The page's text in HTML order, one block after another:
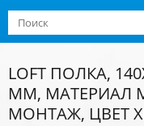
Форма поиска
Поиск
LOFT ПОЛКА,
ММ, МАТЕРИАЛ
МОНТАЖ, ЦВЕТ